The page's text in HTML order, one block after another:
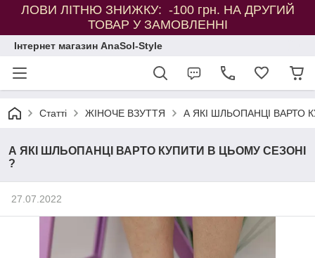
ЛОВИ ЛІТНЮ ЗНИЖКУ: -100 грн. НА ДРУГИЙ
ТОВАР У ЗАМОВЛЕННІ
Інтернет магазин AnaSol-Style
Статті ЖІНОЧЕ ВЗУТТЯ А ЯКІ ШЛЬОПАНЦІ ВАРТО
А ЯКІ ШЛЬОПАНЦІ ВАРТО КУПИТИ В ЦЬОМУ СЕЗОНІ
?
27.07.2022